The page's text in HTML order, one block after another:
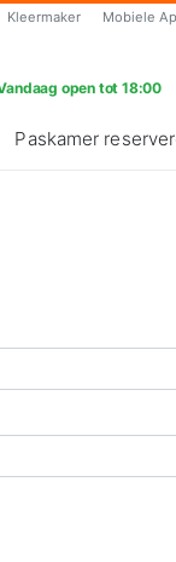
Kleermaker Mobiele
open tot 18:00
Paskamer